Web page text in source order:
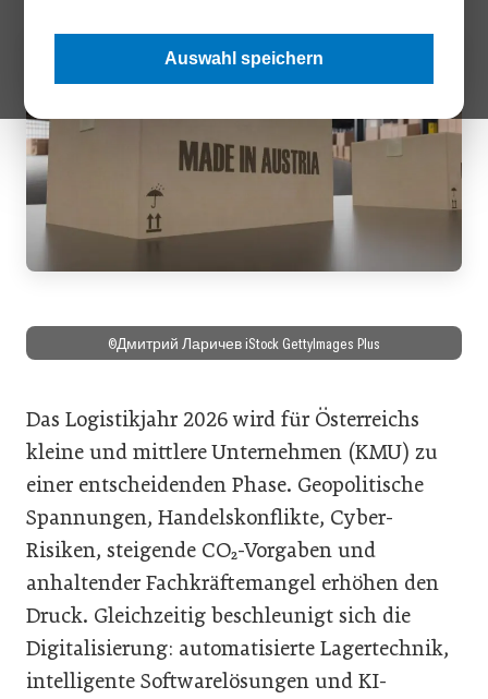
Auswahl speichern
©Дмитрий Ларичев iStock GettyImages Plus
Das Logistikjahr 2026 wird für Österreichs
kleine und mittlere Unternehmen (KMU) zu
einer entscheidenden Phase. Geopolitische
Spannungen, Handelskonflikte, Cyber-
Risiken, steigende CO₂-Vorgaben und
anhaltender Fachkräftemangel erhöhen den
Druck. Gleichzeitig beschleunigt sich die
Digitalisierung: automatisierte Lagertechnik,
intelligente Softwarelösungen und KI-